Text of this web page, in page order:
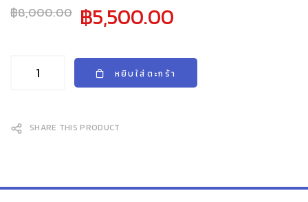
฿8,000.00 Original
price
was:
฿8,000.00.
฿5,500.00
is:
฿5,500.00.
หยิบใส่ตะกร้า
SHARE THIS PRODUCT